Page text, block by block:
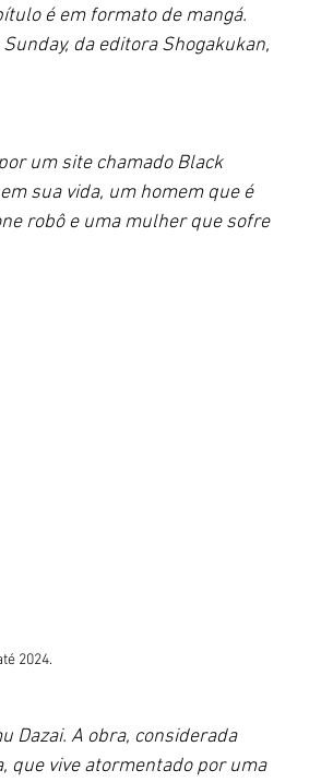
é em formato de mangá.
da editora Shogakukan,
um site chamado Black
sua vida, um homem que é
robô e uma mulher que sofre
2024.
Dazai. A obra, considerada
que vive atormentado por uma